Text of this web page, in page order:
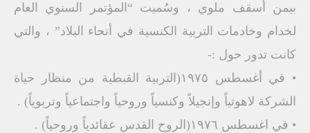
بيمن أسقف ملوي ، وسُميت “المؤتمر السنوي العام
لخدام وخادمات التربية الكنسية في أنحاء البلاد” ، والتي
كانت تدور حول :-
• في أغسطس ١٩٧٥(التربية القبطية من منظار حياة
الشركة لاهوتياً وإنجيلاً وكنسياً وروحياً واجتماعياً وتربوياً) .
• في اغسطس ١٩٧٦(الروح القدس عقائدياً وروحياً) .